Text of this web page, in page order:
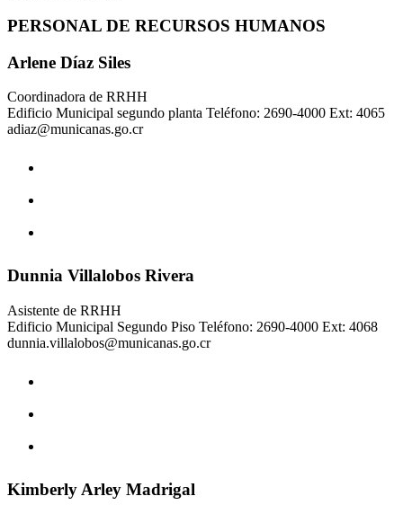
PERSONAL DE RECURSOS HUMANOS
Arlene Díaz Siles
Coordinadora de RRHH
Edificio Municipal segundo planta Teléfono: 2690-4000 Ext: 4065
adiaz@municanas.go.cr
Dunnia Villalobos Rivera
Asistente de RRHH
Edificio Municipal Segundo Piso Teléfono: 2690-4000 Ext: 4068
dunnia.villalobos@municanas.go.cr
Kimberly Arley Madrigal